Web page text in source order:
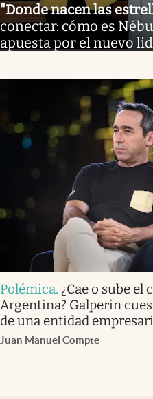
"Donde nacen las
conectar: cómo es
apuesta por el nuevo
Polémica. ¿Cae o sube el
Argentina? Galperin
de una entidad
Juan Manuel Compte